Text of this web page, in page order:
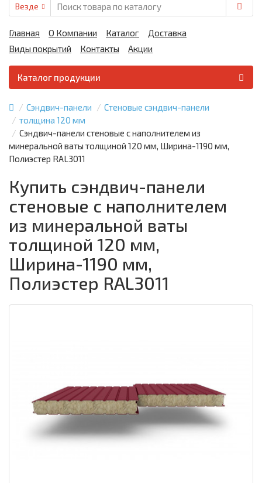
Везде
Главная О Компании Каталог
Доставка
Виды покрытий
Контакты Акции
Каталог продукции
Сэндвич-панели
Стеновые сэндвич-панели
толщина 120 мм
Сэндвич-панели стеновые с наполнителем из
минеральной ваты толщиной 120 мм, Ширина-1190 мм,
Полиэстер RAL3011
Купить сэндвич-панели
стеновые с наполнителем
из минеральной ваты
толщиной 120 мм,
Ширина-1190 мм,
Полиэстер RAL3011